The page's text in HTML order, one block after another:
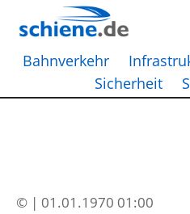
Bahnverkehr
Sicherheit
© | 01.01.1970 01:00